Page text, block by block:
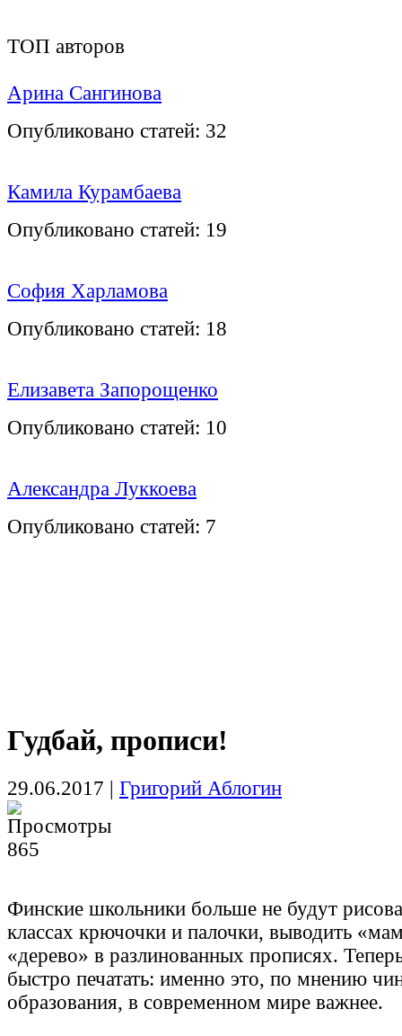
ТОП авторов
Арина Сангинова
Опубликовано статей: 32
Камила Курамбаева
Опубликовано статей: 19
София Харламова
Опубликовано статей: 18
Елизавета Запорощенко
Опубликовано статей: 10
Александра Луккоева
Опубликовано статей: 7
Гудбай, прописи!
29.06.2017 | Григорий Аблогин
865
Финские школьники больше не будут
классах крючочки и палочки, выводить
«дерево» в разлинованных прописях.
быстро печатать: именно это, по мнению
образования, в современном мире важнее.